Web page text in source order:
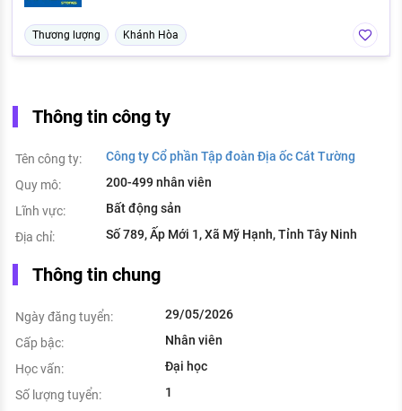
Thương lượng Khánh Hòa
Thông tin công ty
Tên công ty:
Công ty Cổ phần Tập đoàn Địa ốc Cát Tường
Quy mô:
200-499 nhân viên
Lĩnh vực:
Bất động sản
Địa chỉ:
Số 789, Ấp Mới 1, Xã Mỹ Hạnh, Tỉnh Tây Ninh
Thông tin chung
Ngày đăng tuyển:
29/05/2026
Cấp bậc:
Nhân viên
Học vấn:
Đại học
Số lượng tuyển:
1